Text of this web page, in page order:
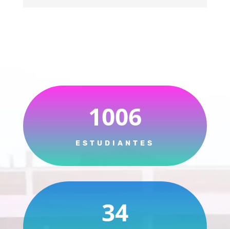
1006
ESTUDIANTES
34